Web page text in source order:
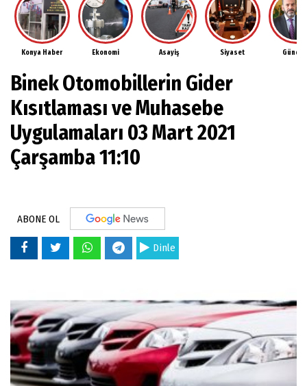
Konya Haber Ekonomi Asayiş Siyaset
Binek Otomobillerin Gider
Kısıtlaması ve Muhasebe
Uygulamaları 03 Mart 2021
Çarşamba 11:10
ABONE OL
Dinle